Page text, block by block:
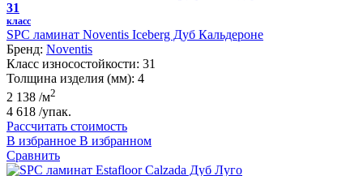
31
класс
SPC ламинат Noventis Iceberg Дуб Кальдероне
Бренд: Noventis
Класс износостойкости: 31
Толщина изделия (мм): 4
2 138 /м2
4 618 /упак.
Рассчитать стоимость
В избранное В избранном
Сравнить